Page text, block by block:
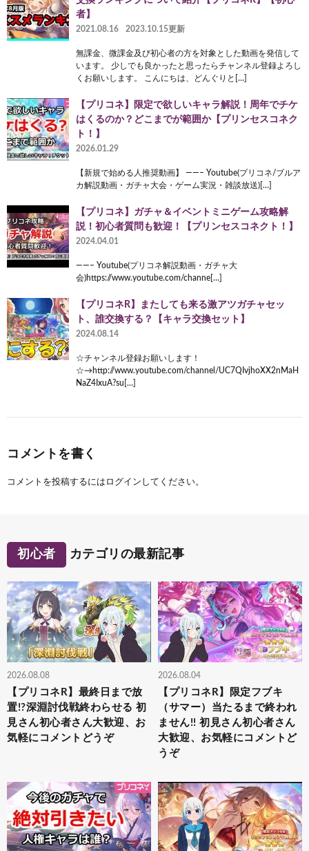
者】
2021.08.16 2023.10.15更新
無課金、微課金及び初心者の方を対象とした動画を発信して
います。 少しでも良かったと思ったらチャンネル登録よろし
くお願いします。 こんにちは、どんぐりと[…]
【プリコネ】限定で欲しいキャラ解説！周年でチケ
はくるのか？どこまでが範囲か【プリンセスコネク
ト！】
2026.01.29
【新規で始める人推奨動画】 ——– Youtube(プリコネ/ブルア
カ解説動画・ガチャ大会・ゲーム実況・雑談放送)[…]
【プリコネ】ガチャ＆イベントミニゲーム攻略解
説！初心者質問も歓迎！【プリンセスコネクト！】
2024.04.01
——– Youtube(プリコネ解説動画・ガチャ大
会)https://www.youtube.com/channe[…]
【プリコネR】またしても来る激アツガチャセッ
ト、誰交換する？【キャラ交換セット】
2024.08.14
☆チャンネル登録お願いします！
☆→http://www.youtube.com/channel/UC7QIvjhoXX2nMaH
NaZ4IxuA?su[…]
コメントを書く
コメントを投稿するには ログイン してください。
初心者 カテゴリの最新記事
2026.08.08
【プリコネR】最終日まで放
置!?深淵討伐戦終わらせる 初
見さん初心者さん大歓迎、お
気軽にコメントどうぞ
2026.08.04
【プリコネR】限定フブキ
（サマー）当たるまで終われ
ません!! 初見さん初心者さん
大歓迎、お気軽にコメントど
うぞ